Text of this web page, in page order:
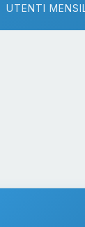
UTENTI